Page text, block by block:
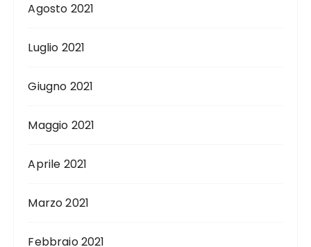
Agosto 2021
Luglio 2021
Giugno 2021
Maggio 2021
Aprile 2021
Marzo 2021
Febbraio 2021